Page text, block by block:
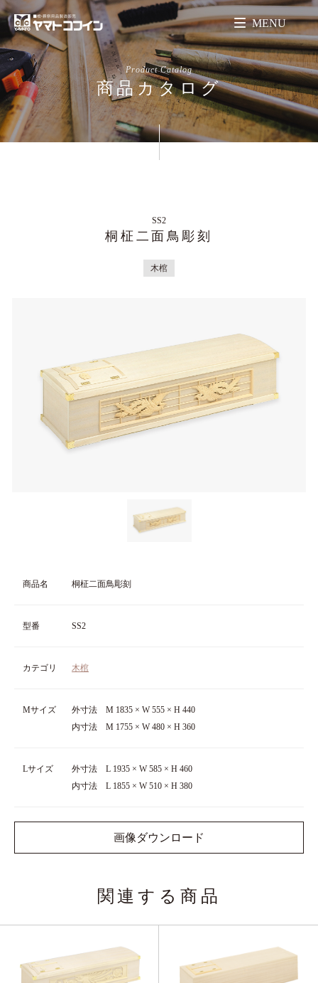
MENU
Product Catalog
商品カタログ
SS2
桐柾二面鳥彫刻
木棺
商品名 桐柾二面鳥彫刻
型番 SS2
カテゴリ 木棺
Mサイズ
外寸法 M 1835 × W 555 × H 440
内寸法 M 1755 × W 480 × H 360
Lサイズ
外寸法 L 1935 × W 585 × H 460
内寸法 L 1855 × W 510 × H 380
画像ダウンロード
関連する商品